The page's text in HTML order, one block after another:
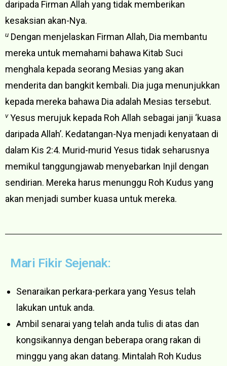
daripada Firman Allah yang tidak memberikan
kesaksian akan-Nya.
u Dengan menjelaskan Firman Allah, Dia membantu
mereka untuk memahami bahawa Kitab Suci
menghala kepada seorang Mesias yang akan
menderita dan bangkit kembali. Dia juga menunjukkan
kepada mereka bahawa Dia adalah Mesias tersebut.
vYesus merujuk kepada Roh Allah sebagai janji ‘kuasa
daripada Allah’. Kedatangan-Nya menjadi kenyataan di
dalam Kis 2:4. Murid-murid Yesus tidak seharusnya
memikul tanggungjawab menyebarkan Injil dengan
sendirian. Mereka harus menunggu Roh Kudus yang
akan menjadi sumber kuasa untuk mereka.
Mari Fikir Sejenak:
Senaraikan perkara-perkara yang Yesus telah
lakukan untuk anda.
Ambil senarai yang telah anda tulis di atas dan
kongsikannya dengan beberapa orang rakan di
minggu yang akan datang. Mintalah Roh Kudus